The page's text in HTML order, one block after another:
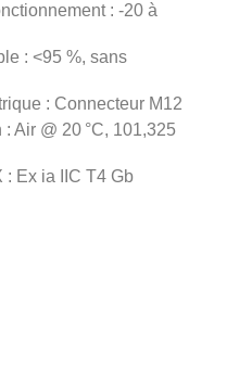
: -20 à
: <95 %, sans
: Connecteur M12
Air @ 20 °C, 101,325
: Ex ia IIC T4 Gb